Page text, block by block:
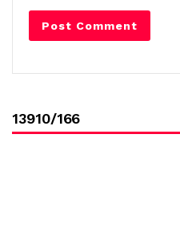
13910/166